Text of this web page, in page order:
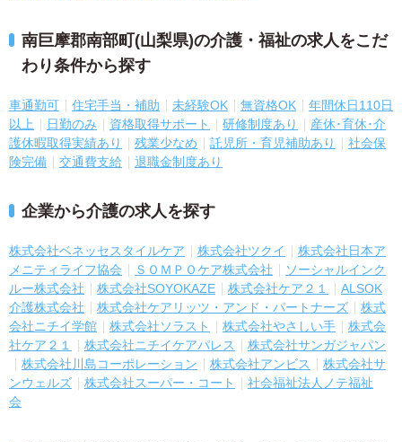
南巨摩郡南部町(山梨県)の介護・福祉の求人をこだ
わり条件から探す
車通勤可 住宅手当・補助 未経験OK 無資格OK
年間休日110日
以上
日勤のみ 資格取得サポート 研修制度あり
産休･育休･介
護休暇取得実績あり
残業少なめ 託児所・育児補助あり
社会保
険完備
交通費支給 退職金制度あり
企業から介護の求人を探す
株式会社ベネッセスタイルケア 株式会社ツクイ
株式会社日本ア
メニティライフ協会
ＳＯＭＰＯケア株式会社
ソーシャルインク
ルー株式会社
株式会社SOYOKAZE 株式会社ケア２１
ALSOK
介護株式会社
株式会社ケアリッツ・アンド・パートナーズ
株式
会社ニチイ学館
株式会社ソラスト 株式会社やさしい手
株式会
社ケア２１
株式会社ニチイケアパレス
株式会社サンガジャパン
株式会社川島コーポレーション
株式会社アンビス
株式会社サ
ンウェルズ
株式会社スーパー・コート
社会福祉法人ノテ福祉
会